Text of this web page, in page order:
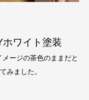
ワイト塗装
ージの茶色のままだと
みました。